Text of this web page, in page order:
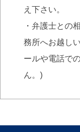
え下さい。
・弁護士との
務所へお越し
ールや電話で
ん。)